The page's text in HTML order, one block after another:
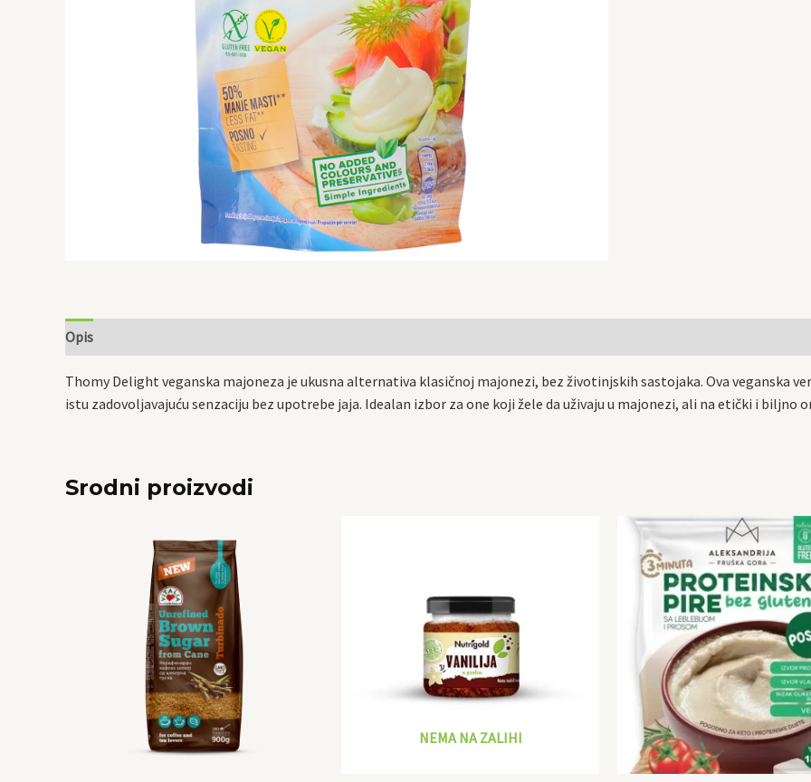
Opis
Thomy Delight veganska majoneza je ukusna alternativa klasičnoj majonezi, bez životinjskih sastojaka. Ova veganska
istu zadovoljavajuću senzaciju bez upotrebe jaja. Idealan izbor za one koji žele da uživaju u majonezi, ali na etički i biljno
Srodni proizvodi
NEMA NA ZALIHI